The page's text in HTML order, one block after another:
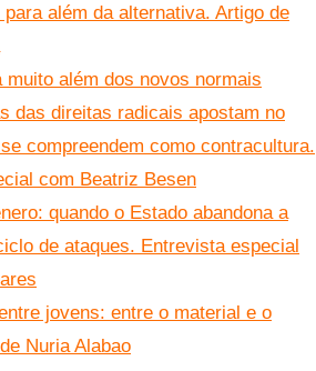
para além da alternativa. Artigo de
muito além dos novos normais
das direitas radicais apostam no
compreendem como contracultura.
com Beatriz Besen
quando o Estado abandona a
de ataques. Entrevista especial
jovens: entre o material e o
Nuria Alabao